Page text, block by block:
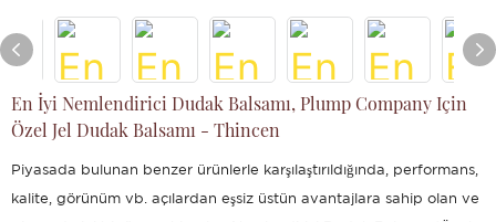
En İyi Nemlendirici Dudak Balsamı, Plump Company Için
Özel Jel Dudak Balsamı - Thincen
Piyasada bulunan benzer ürünlerle karşılaştırıldığında, performans,
kalite, görünüm vb. açılardan eşsiz üstün avantajlara sahip olan ve